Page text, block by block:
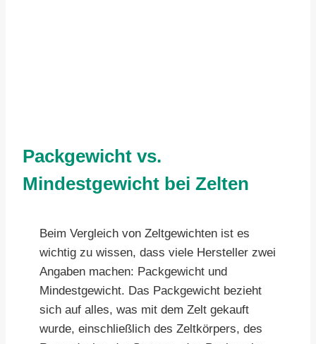
Packgewicht vs.
Mindestgewicht bei Zelten
Beim Vergleich von Zeltgewichten ist es
wichtig zu wissen, dass viele Hersteller zwei
Angaben machen: Packgewicht und
Mindestgewicht. Das Packgewicht bezieht
sich auf alles, was mit dem Zelt gekauft
wurde, einschließlich des Zeltkörpers, des